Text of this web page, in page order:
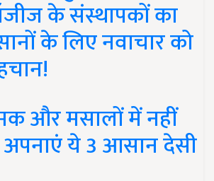
के संस्थापकों का
के लिए नवाचार को
और मसालों में नहीं
ये 3 आसान देसी